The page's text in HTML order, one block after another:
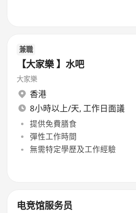
兼職
【大家樂 】水吧
大家樂
香港
8小時以上/天, 工作日面議
提供免費膳食
彈性工作時間
無需特定學歷及工作經驗
电竞馆服务员